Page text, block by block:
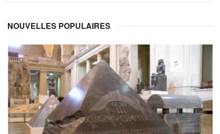
NOUVELLES POPULAIRES